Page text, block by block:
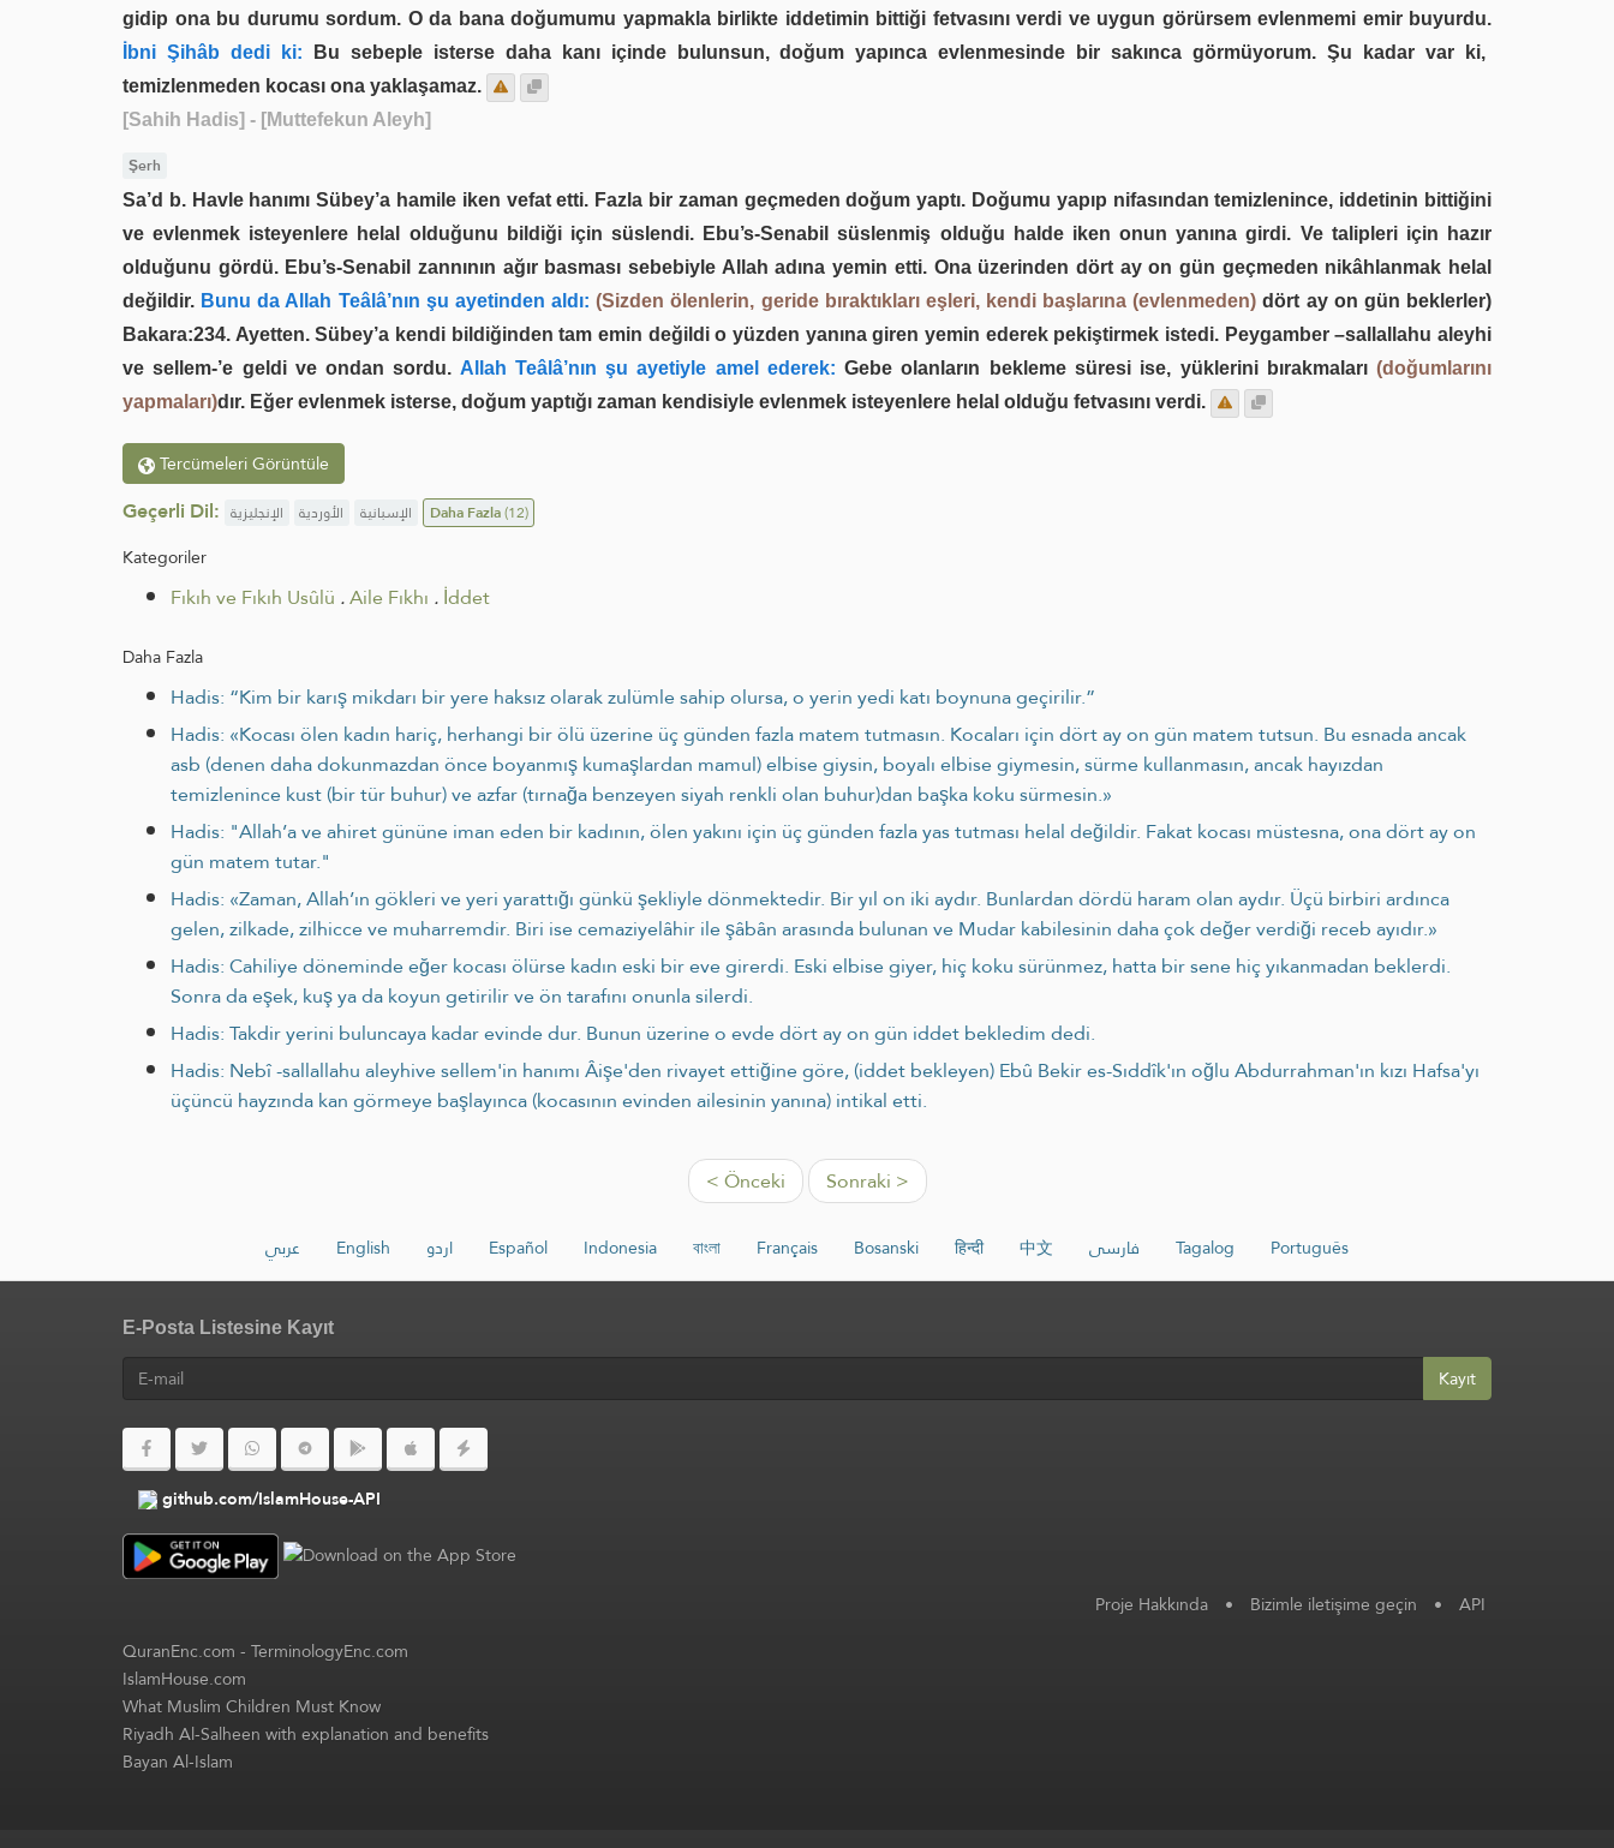
gidip ona bu durumu sordum. O da bana doğumumu yapmakla birlikte iddetimin bittiği fetvasını verdi ve uygun görürsem evlenmemi emir buyurdu.
İbni Şihâb dedi ki: Bu sebeple isterse daha kanı içinde bulunsun, doğum yapınca evlenmesinde bir sakınca görmüyorum. Şu kadar var ki,
temizlenmeden kocası ona yaklaşamaz.
[Sahih Hadis] - [Muttefekun Aleyh]
Şerh
Sa’d b. Havle hanımı Sübey’a hamile iken vefat etti. Fazla bir zaman geçmeden doğum yaptı. Doğumu yapıp nifasından temizlenince, iddetinin bittiğini
ve evlenmek isteyenlere helal olduğunu bildiği için süslendi. Ebu’s-Senabil süslenmiş olduğu halde iken onun yanına girdi. Ve talipleri için hazır
olduğunu gördü. Ebu’s-Senabil zannının ağır basması sebebiyle Allah adına yemin etti. Ona üzerinden dört ay on gün geçmeden nikâhlanmak helal
değildir. Bunu da Allah Teâlâ’nın şu ayetinden aldı: (Sizden ölenlerin, geride bıraktıkları eşleri, kendi başlarına (evlenmeden) dört ay on gün beklerler)
Bakara:234. Ayetten. Sübey’a kendi bildiğinden tam emin değildi o yüzden yanına giren yemin ederek pekiştirmek istedi. Peygamber –sallallahu aleyhi
ve sellem-’e geldi ve ondan sordu. Allah Teâlâ’nın şu ayetiyle amel ederek: Gebe olanların bekleme süresi ise, yüklerini bırakmaları(doğumlarını
yapmaları)dır. Eğer evlenmek isterse, doğum yaptığı zaman kendisiyle evlenmek isteyenlere helal olduğu fetvasını verdi.
Tercümeleri Görüntüle
Geçerli Dil: الإنجليزية الأوردية الإسبانية Daha Fazla(12)
Kategoriler
Fıkıh ve Fıkıh Usûlü .Aile Fıkhı .İddet
Daha Fazla
Hadis: “Kim bir karış mikdarı bir yere haksız olarak zulümle sahip olursa, o yerin yedi katı boynuna geçirilir.”
Hadis: «Kocası ölen kadın hariç, herhangi bir ölü üzerine üç günden fazla matem tutmasın. Kocaları için dört ay on gün matem tutsun. Bu esnada ancak
asb (denen daha dokunmazdan önce boyanmış kumaşlardan mamul) elbise giysin, boyalı elbise giymesin, sürme kullanmasın, ancak hayızdan
temizlenince kust (bir tür buhur) ve azfar (tırnağa benzeyen siyah renkli olan buhur)dan başka koku sürmesin.»
Hadis: "Allah’a ve ahiret gününe iman eden bir kadının, ölen yakını için üç günden fazla yas tutması helal değildir. Fakat kocası müstesna, ona dört ay on
gün matem tutar."
Hadis: «Zaman, Allah’ın gökleri ve yeri yarattığı günkü şekliyle dönmektedir. Bir yıl on iki aydır. Bunlardan dördü haram olan aydır. Üçü birbiri ardınca
gelen, zilkade, zilhicce ve muharremdir. Biri ise cemaziyelâhir ile şâbân arasında bulunan ve Mudar kabilesinin daha çok değer verdiği receb ayıdır.»
Hadis: Cahiliye döneminde eğer kocası ölürse kadın eski bir eve girerdi. Eski elbise giyer, hiç koku sürünmez, hatta bir sene hiç yıkanmadan beklerdi.
Sonra da eşek, kuş ya da koyun getirilir ve ön tarafını onunla silerdi.
Hadis: Takdir yerini buluncaya kadar evinde dur. Bunun üzerine o evde dört ay on gün iddet bekledim dedi.
Hadis: Nebî -sallallahu aleyhive sellem'in hanımı Âişe'den rivayet ettiğine göre, (iddet bekleyen) Ebû Bekir es-Sıddîk'ın oğlu Abdurrahman'ın kızı Hafsa'yı
üçüncü hayzında kan görmeye başlayınca (kocasının evinden ailesinin yanına) intikal etti.
< Önceki Sonraki >
عربي English اردو Español Indonesia বাংলা Français Bosanski हिन्दी 中文 فارسی Tagalog Português
E-Posta Listesine Kayıt
Kayıt
github.com/IslamHouse-API
Proje Hakkında • Bizimle iletişime geçin • API
QuranEnc.com-TerminologyEnc.com
IslamHouse.com
What Muslim Children Must Know
Riyadh Al-Salheen with explanation and benefits
Bayan Al-Islam